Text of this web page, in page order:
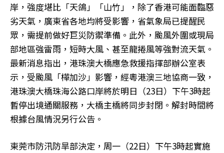
岸，強度堪比「天鴿」「山竹」，除了香港可能面臨惡
劣天氣，廣東省各地均將受影響，省氣象局已提醒民
眾，需提前做好巨災防禦準備。此外，颱風外圍或現局
部地區強雷雨，短時大風、甚至龍捲風等強對流天氣。
最新消息指出，港珠澳大橋應急救援指揮部辦公室表
示，受颱風「樺加沙」影響，經粵港澳三地協商一致，
港珠澳大橋珠海公路口岸將於明日（23日）下午3時起
暫停出境通關服務，大橋主橋將同步封閉。解封時間將
根據台風情況另行公告。
東莞市防汛防旱部決定，周一（22日）下午3時起實施